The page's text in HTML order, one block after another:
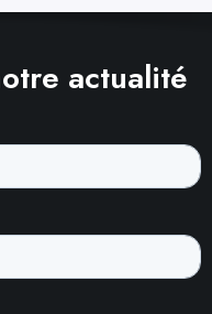
actualité